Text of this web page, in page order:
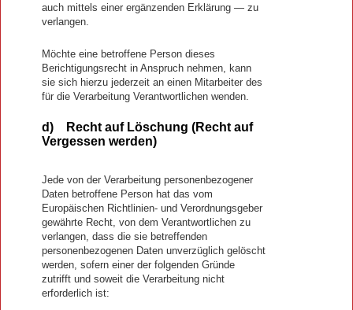
auch mittels einer ergänzenden Erklärung — zu
verlangen.
Möchte eine betroffene Person dieses
Berichtigungsrecht in Anspruch nehmen, kann
sie sich hierzu jederzeit an einen Mitarbeiter des
für die Verarbeitung Verantwortlichen wenden.
d) Recht auf Löschung (Recht auf
Vergessen werden)
Jede von der Verarbeitung personenbezogener
Daten betroffene Person hat das vom
Europäischen Richtlinien- und Verordnungsgeber
gewährte Recht, von dem Verantwortlichen zu
verlangen, dass die sie betreffenden
personenbezogenen Daten unverzüglich gelöscht
werden, sofern einer der folgenden Gründe
zutrifft und soweit die Verarbeitung nicht
erforderlich ist: